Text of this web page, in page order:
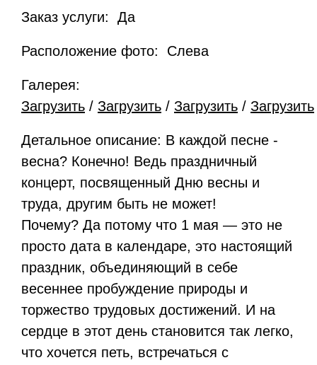
Заказ услуги: Да
Расположение фото: Слева
Галерея:
Загрузить / Загрузить / Загрузить / Загрузить
Детальное описание: В каждой песне -
весна? Конечно! Ведь праздничный
концерт, посвященный Дню весны и
труда, другим быть не может!
Почему? Да потому что 1 мая — это не
просто дата в календаре, это настоящий
праздник, объединяющий в себе
весеннее пробуждение природы и
торжество трудовых достижений. И на
сердце в этот день становится так легко,
что хочется петь, встречаться с